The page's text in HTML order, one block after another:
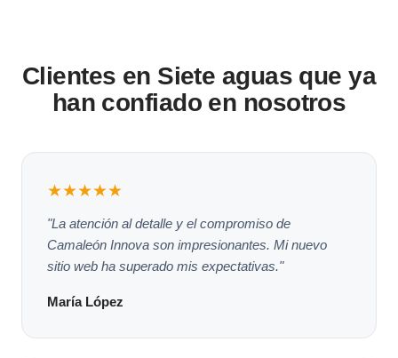
Clientes en Siete aguas que ya
han confiado en nosotros
★★★★★
"La atención al detalle y el compromiso de
Camaleón Innova son impresionantes. Mi nuevo
sitio web ha superado mis expectativas."
María López